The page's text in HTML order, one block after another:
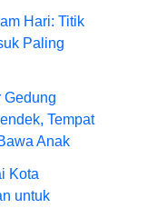
Hari: Titik
Paling
Gedung
Tempat
Anak
Kota
untuk